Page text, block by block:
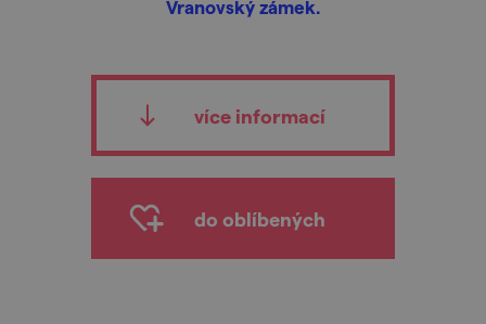
Vranovský zámek.
více informací
do oblíbených